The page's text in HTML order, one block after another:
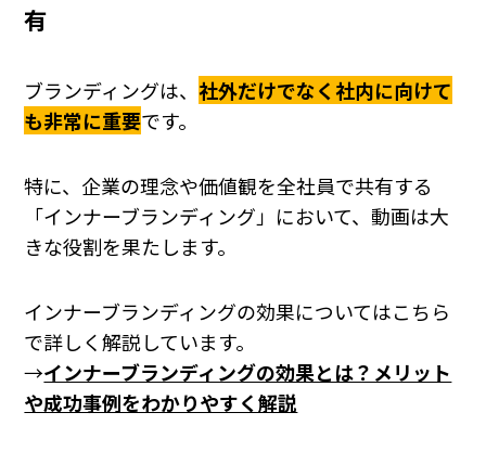
有
ブランディングは、 社外だけでなく社内に向けて
も非常に重要です。
特に、企業の理念や価値観を全社員で共有する
「インナーブランディング」において、動画は大
きな役割を果たします。
インナーブランディングの効果についてはこちら
で詳しく解説しています。
→インナーブランディングの効果とは？メリット
や成功事例をわかりやすく解説